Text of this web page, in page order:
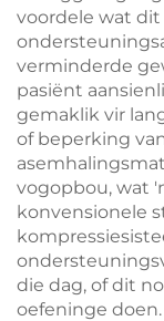
voordele wat
verminderde
pasiënt
gemaklik vir
of beperking
vogopbou, wat
konvensionele
die dag, of dit
oefeninge